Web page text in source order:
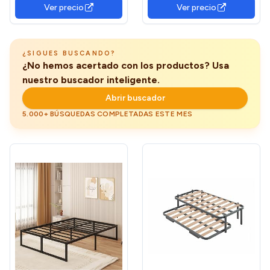
Ver precio
Doble Color Blanco Artik,
Modelo Kendra (Sin Somier)
Ver precio
¿SIGUES BUSCANDO?
¿No hemos acertado con los productos? Usa
nuestro buscador inteligente.
Abrir buscador
5.000+ BÚSQUEDAS COMPLETADAS ESTE MES